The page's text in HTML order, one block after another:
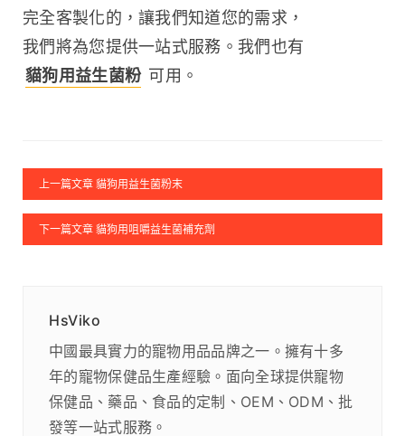
完全客製化的，讓我們知道您的需求，
貓狗用益生菌粉 可用。
上一篇文章 貓狗用益生菌粉末
下一篇文章 貓狗用咀嚼益生菌補充劑
HsViko
中國最具實力的寵物用品品牌之一。擁有十多
年的寵物保健品生產經驗。面向全球提供寵物
保健品、藥品、食品的定制、OEM、ODM、批
發等一站式服務。